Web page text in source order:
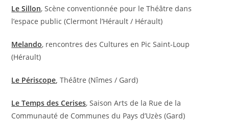
Le Sillon, Scène conventionnée pour le Théâtre dans
l’espace public (Clermont l’Hérault / Hérault)
Melando, rencontres des Cultures en Pic Saint-Loup
(Hérault)
Le Périscope, Théâtre (Nîmes / Gard)
Le Temps des Cerises, Saison Arts de la Rue de la
Communauté de Communes du Pays d’Uzès (Gard)